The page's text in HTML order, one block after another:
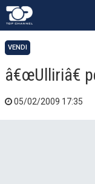
VENDI
â€œUlliriâ€
05/02/2009 17:35